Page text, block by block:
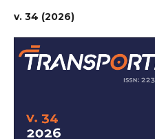
v. 34 (2026)